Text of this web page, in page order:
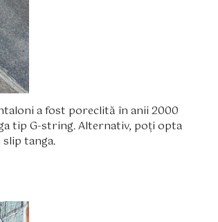
a fost poreclită în anii 2000
tip G-string. Alternativ, poți opta
tanga.